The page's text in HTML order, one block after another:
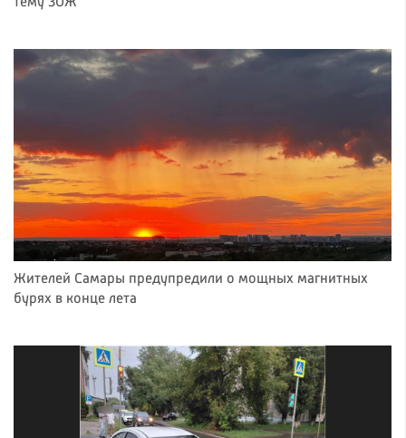
Жителей Самары предупредили о мощных магнитных
бурях в конце лета